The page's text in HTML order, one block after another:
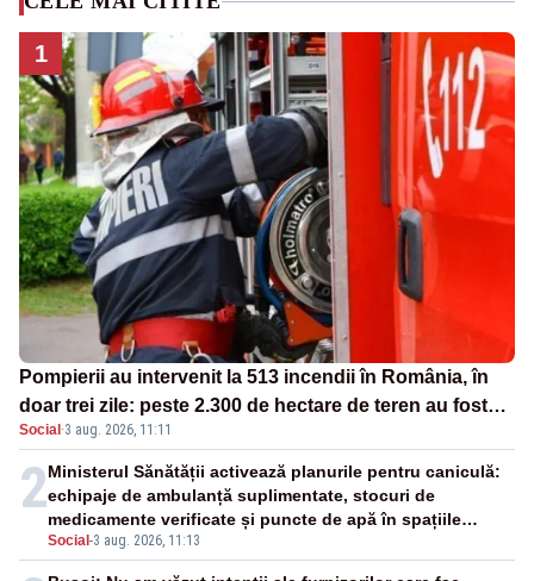
1
Pompierii au intervenit la 513 incendii în România, în
doar trei zile: peste 2.300 de hectare de teren au fost
afectate
Social·3 aug. 2026, 11:11
2
Social-3 aug. 2026, 11:13
Ministerul Sănătății activează planurile pentru caniculă:
echipaje de ambulanță suplimentate, stocuri de
medicamente verificate și puncte de apă în spațiile
publice